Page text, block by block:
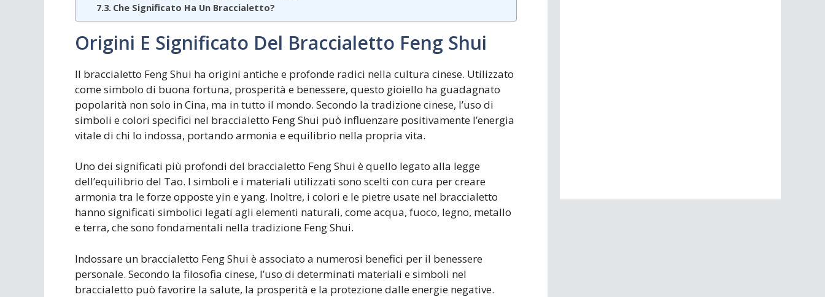
Che Significato Ha Un Braccialetto?
Origini E Significato Del Braccialetto Feng Shui
Il braccialetto Feng Shui ha origini antiche e profonde radici nella cultura cinese. Utilizzato
come simbolo di buona fortuna, prosperità e benessere, questo gioiello ha guadagnato
popolarità non solo in Cina, ma in tutto il mondo. Secondo la tradizione cinese, l’uso di
simboli e colori specifici nel braccialetto Feng Shui può influenzare positivamente l’energia
vitale di chi lo indossa, portando armonia e equilibrio nella propria vita.
Uno dei significati più profondi del braccialetto Feng Shui è quello legato alla legge
dell’equilibrio del Tao. I simboli e i materiali utilizzati sono scelti con cura per creare
armonia tra le forze opposte yin e yang. Inoltre, i colori e le pietre usate nel braccialetto
hanno significati simbolici legati agli elementi naturali, come acqua, fuoco, legno, metallo
e terra, che sono fondamentali nella tradizione Feng Shui.
Indossare un braccialetto Feng Shui è associato a numerosi benefici per il benessere
personale. Secondo la filosofia cinese, l’uso di determinati materiali e simboli nel
braccialetto può favorire la salute, la prosperità e la protezione dalle energie negative.